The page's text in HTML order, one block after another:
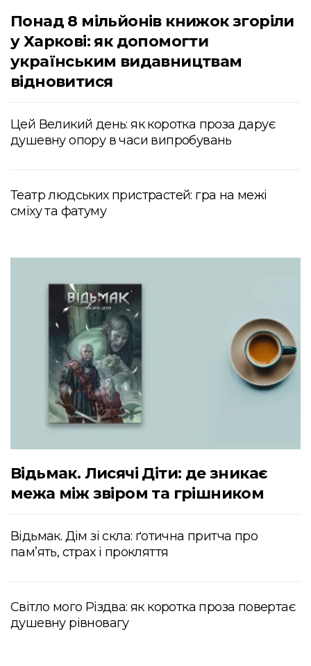
Понад 8 мільйонів книжок згоріли
у Харкові: як допомогти
українським видавництвам
відновитися
Цей Великий день: як коротка проза дарує
душевну опору в часи випробувань
Театр людських пристрастей: гра на межі
сміху та фатуму
Відьмак. Лисячі Діти: де зникає
межа між звіром та грішником
Відьмак. Дім зі скла: ґотична притча про
пам’ять, страх і прокляття
Світло мого Різдва: як коротка проза повертає
душевну рівновагу